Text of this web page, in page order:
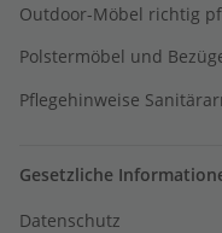
Outdoor-Möbel richtig
Polstermöbel und
Pflegehinweise
Gesetzliche
Datenschutz